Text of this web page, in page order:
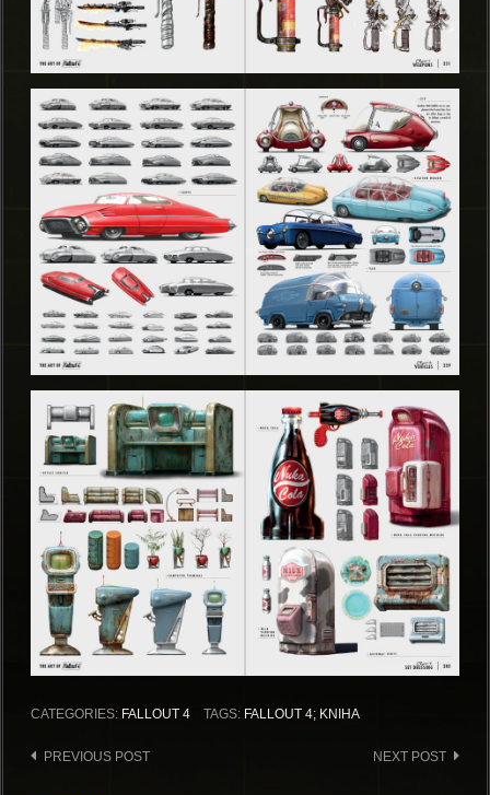
CATEGORIES: FALLOUT 4 TAGS: FALLOUT 4; KNIHA
Post
PREVIOUS POST NEXT POST